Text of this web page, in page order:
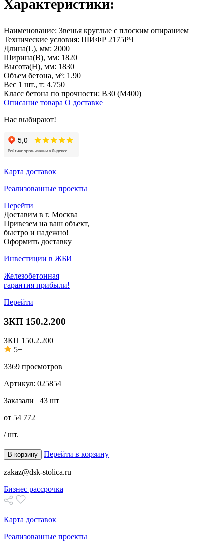
Характеристики:
Наименование: Звенья круглые с плоским опиранием
Технические условия: ШИФР 2175РЧ
Длина(L), мм: 2000
Ширина(B), мм: 1820
Высота(H), мм: 1830
Объем бетона, м³: 1.90
Вес 1 шт., т: 4.750
Класс бетона по прочности: B30 (M400)
Описание товара О доставке
Нас выбирают!
Карта доставок
Реализованные проекты
Перейти
Доставим в г. Москва
Привезем на ваш объект,
быстро и надежно!
Оформить доставку
Инвестиции в ЖБИ
Железобетонная
гарантия прибыли!
Перейти
ЗКП 150.2.200
ЗКП 150.2.200
5+
3369 просмотров
Артикул: 025854
Заказали 43 шт
от 54 772
/ шт.
В корзину Перейти в корзину
zakaz@dsk-stolica.ru
Бизнес рассрочка
Карта доставок
Реализованные проекты